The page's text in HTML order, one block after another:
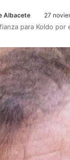
Albacete 27
para Koldo